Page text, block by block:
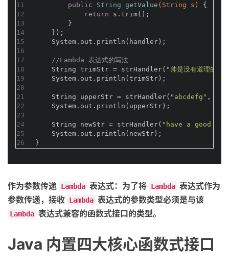
11
12
13
14
15
16
17
18
19
20
21
22
23
24
25
26
public String getValue (String s)
{
return s.trim();
        }
    });
    System.out.println(handler);
//Lambda 表达式的写法
    String trimStr = strHandler(
"帅是没有道理的 "
    System.out.println(trimStr);
    String upperStr = strHandler(
"abcdefg" ,
    System.out.println(upperStr);
    String newStr = strHandler(
"have a good
    System.out.println(newStr);
}
作为参数传递 Lambda 表达式：为了将 Lambda 表达式作为
参数传递，接收 Lambda 表达式的参数类型必须是与该
Lambda 表达式兼容的函数式接口的类型。
Java 内置四大核心函数式接口